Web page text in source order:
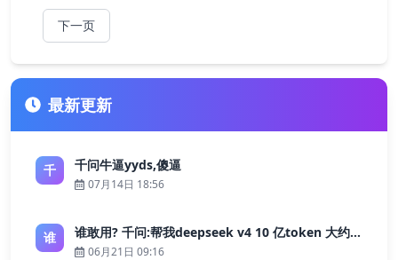
下一页
最新更新
千 千问牛逼yyds,傻逼
07月14日 18:56
谁 谁敢用? 千问:帮我deepseek v4 10 亿token 大约多少花费 ?
06月21日 09:16